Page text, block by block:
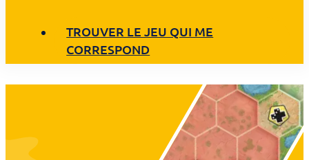
TROUVER LE JEU QUI ME
CORRESPOND